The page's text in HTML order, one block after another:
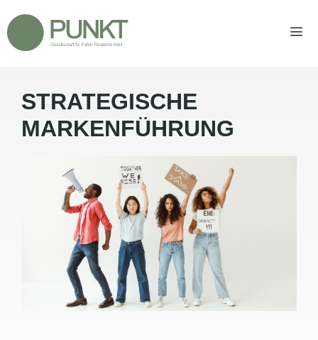
Inhalt
springen
STRATEGISCHE
MARKENFÜHRUNG